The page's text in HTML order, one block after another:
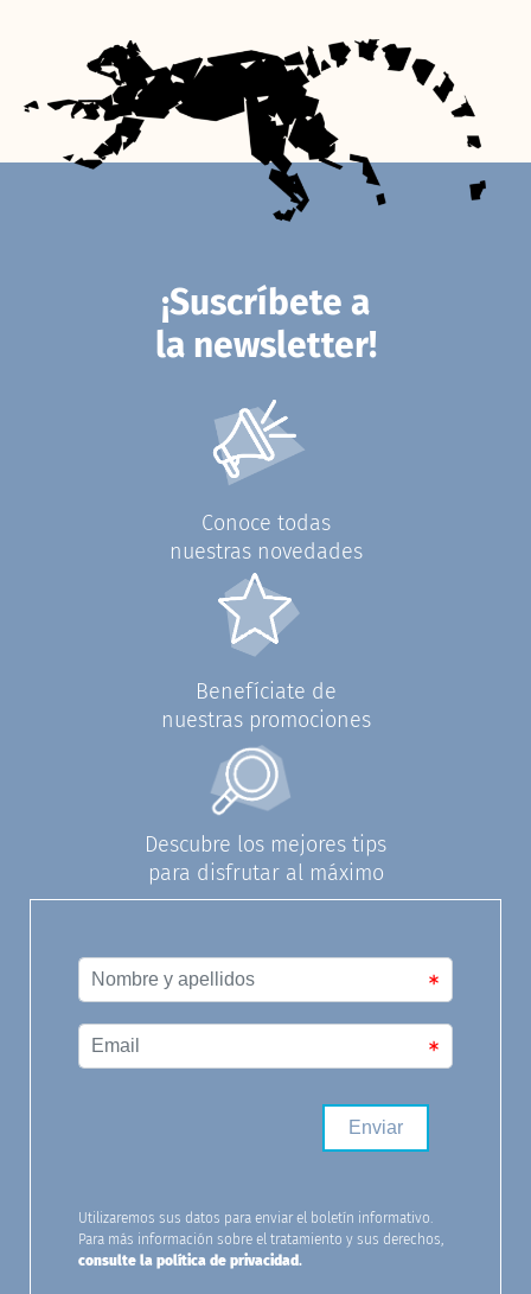
¡Suscríbete a
la newsletter!
Conoce todas
nuestras novedades
Benefíciate de
nuestras promociones
Descubre los mejores tips
para disfrutar al máximo
Utilizaremos sus datos para enviar el boletín informativo.
Para más información sobre el tratamiento y sus derechos,
consulte la política de privacidad.